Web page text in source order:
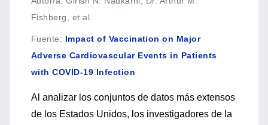
Fishberg, et al.
Fuente: Impact of Vaccination on Major
Adverse Cardiovascular Events in Patients
with COVID-19 Infection
Al analizar los conjuntos de datos más extensos
de los Estados Unidos, los investigadores de la